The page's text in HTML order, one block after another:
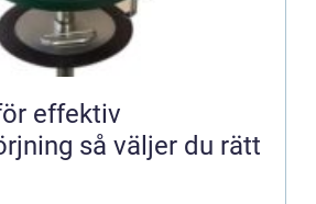
effektiv
du rätt